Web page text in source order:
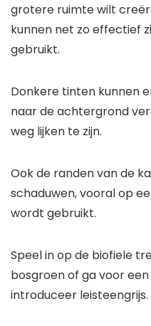
grotere ruimte wilt
kunnen net zo effectief
gebruikt.
Donkere tinten kunnen
naar de achtergrond
weg lijken te zijn.
Ook de randen van de
schaduwen, vooral op
wordt gebruikt.
Speel in op de biofiele
bosgroen of ga voor
introduceer leisteengrijs.